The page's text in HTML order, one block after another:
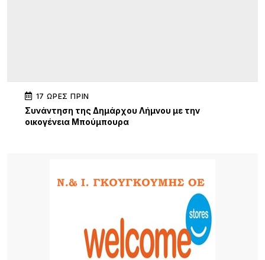
17 ΏΡΕΣ ΠΡΙΝ
Συνάντηση της Δημάρχου Λήμνου με την
οικογένεια Μπούμπουρα
συνεργασίες και διακρίσεις
«Όταν η Αγάπη Πλημμυρίζει την Πόλη»: Συναυλία
ελπίδας, πίστης και προσφοράς από την Ιερά
Μητρόπολη Λήμνου